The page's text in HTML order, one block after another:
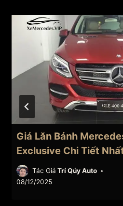
Giá Lăn Bánh
Exclusive Chi Tiết
Tác Giả Trí Qúy Auto
08/12/2025